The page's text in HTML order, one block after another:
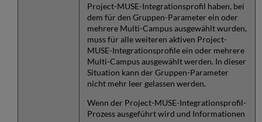
Project-MUSE-Integrationsprofil haben, bei
dem für den Gruppen-Parameter ein oder
mehrere Multi-Campus ausgewählt wurden,
muss für alle weiteren aktiven Project-
MUSE-Integrationsprofile ein oder mehrere
Multi-Campus ausgewählt werden. In dieser
Situation kann der Gruppen-Parameter
nicht mehr leer gelassen werden.
Wenn der Project-MUSE-Integrationsprofil-
Prozess ausgeführt wird und Informationen